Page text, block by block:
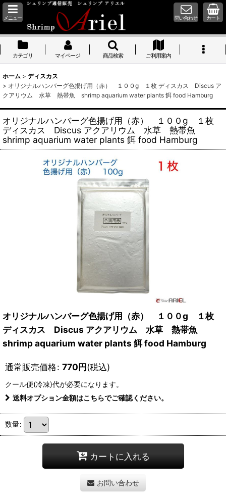
メニュー 問い合わせ カート
カテゴリ マイページ 商品検索 ご利用案内
ホーム > ディスカス
> オリジナルハンバーグ色揚げ用（赤） １００g １枚 ディスカス Discus ア
クアリウム 水草 熱帯魚 shrimp aquarium water plants 餌 food Hamburg
オリジナルハンバーグ色揚げ用（赤） １００g １枚
ディスカス Discus アクアリウム 水草 熱帯魚
shrimp aquarium water plants 餌 food Hamburg
オリジナルハンバーグ色揚げ用（赤） １００g １枚
ディスカス Discus アクアリウム 水草 熱帯魚
shrimp aquarium water plants 餌 food Hamburg
通常販売価格: 770円(税込)
クール便(冷凍)代が必要になります。
送料オプション金額はこちらでご確認ください。
数量:
カートに入れる
お問い合わせ